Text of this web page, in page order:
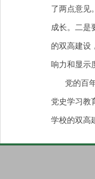
了两点意见
成长。二是
的双高建设
响力和显示
党的百
党史学习教
学校的双高